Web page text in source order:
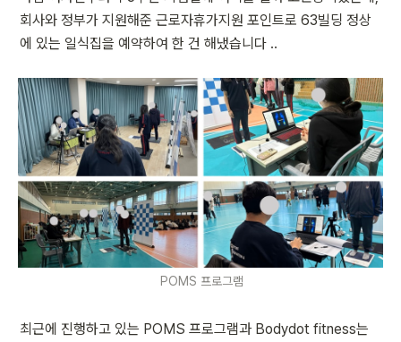
회사와 정부가 지원해준 근로자휴가지원 포인트로 63빌딩 정상
에 있는 일식집을 예약하여 한 건 해냈습니다 ..
POMS 프로그램
최근에 진행하고 있는 POMS 프로그램과 Bodydot fitness는